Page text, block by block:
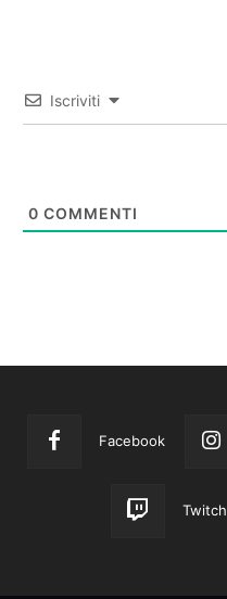
Iscriviti
0 COMMENTI
Facebook
Twitch